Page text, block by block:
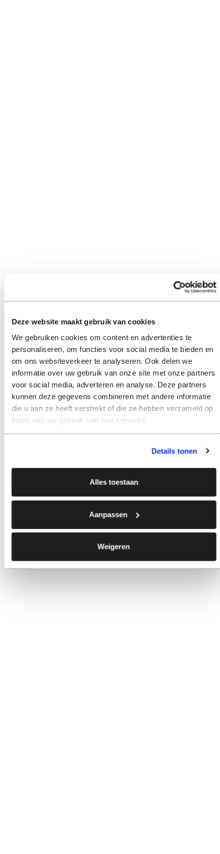
Deze website maakt gebruik van cookies
We gebruiken cookies om content en advertenties te
personaliseren, om functies voor social media te bieden en
om ons websiteverkeer te analyseren. Ook delen we
informatie over uw gebruik van onze site met onze partners
voor social media, adverteren en analyse. Deze partners
kunnen deze gegevens combineren met andere informatie
die u aan ze heeft verstrekt of die ze hebben verzameld op
basis van uw gebruik van hun services.
Details tonen
Alles toestaan
Aanpassen
Weigeren